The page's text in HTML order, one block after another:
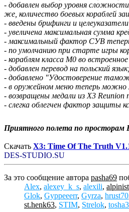
- добавлен выбор уровня
же, количество боевых кораблей
- введены брифинги и
- увеличена максимальная сумма
- максимальный фактор СУВ
- по умолчанию при старте игры
- кораблям класса М0 во
- добавлен перевод на польский
- добавлено "Удостоверение
- в оружейном меню теперь можно
- возвращены медали из X3 Reunion
- слегка облегчен фактор защиты
Приятного полета по просторам
Скачать X3: Time Of The Truth
DES-STUDIO.SU
За это сообщение автора pasha69
Alex, alexey_k_s, alexili, alpinist
Glok, Gyppeeerr, Gyrza, hrust70
st.henk63, STIM, Strelok,